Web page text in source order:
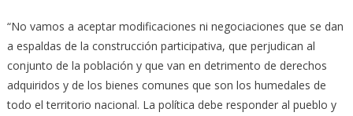
“No vamos a aceptar modificaciones ni negociaciones que se dan
a espaldas de la construcción participativa, que perjudican al
conjunto de la población y que van en detrimento de derechos
adquiridos y de los bienes comunes que son los humedales de
todo el territorio nacional. La política debe responder al pueblo y